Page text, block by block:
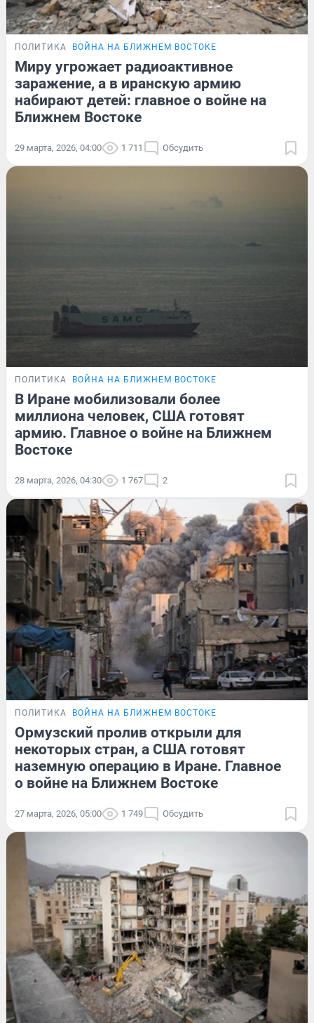
ПОЛИТИКА ВОЙНА НА БЛИЖНЕМ ВОСТОКЕ
Миру угрожает радиоактивное
заражение, а в иранскую армию
набирают детей: главное о войне на
Ближнем Востоке
29 марта, 2026, 04:00 1 711 Обсудить
ПОЛИТИКА ВОЙНА НА БЛИЖНЕМ ВОСТОКЕ
В Иране мобилизовали более
миллиона человек, США готовят
армию. Главное о войне на Ближнем
Востоке
28 марта, 2026, 04:30 1 767 2
ПОЛИТИКА ВОЙНА НА БЛИЖНЕМ ВОСТОКЕ
Ормузский пролив открыли для
некоторых стран, а США готовят
наземную операцию в Иране. Главное
о войне на Ближнем Востоке
27 марта, 2026, 05:00 1 749 Обсудить